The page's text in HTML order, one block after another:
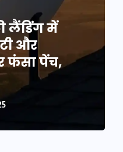
लैंडिंग में
और
फंसा पेंच,